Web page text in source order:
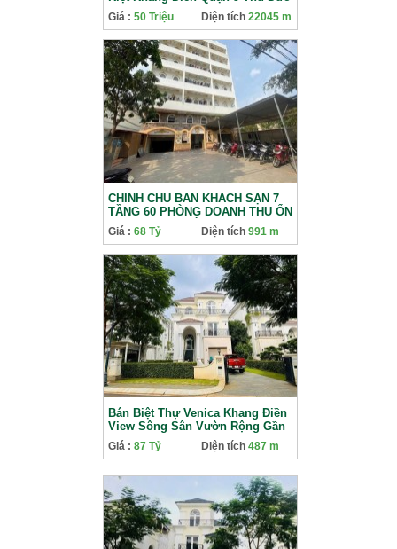
với 2045m2 ngay Đỗ Xuân Hợp
và đường Liên Phường
Giá : 50 Triệu Diện tích 22045 m
CHÍNH CHỦ BÁN KHÁCH SẠN 7
TẦNG 60 PHÒNG DOANH THU ỔN
ĐỊNH 400TR/THÁNG 242 BƯNG
ÔNG THOÀN QUẬN 9
Giá : 68 Tỷ Diện tích 991 m
Bán Biệt Thự Venica Khang Điền
View Sông Sân Vườn Rộng Gần
The Global City Giá 87 Tỷ
Giá : 87 Tỷ Diện tích 487 m